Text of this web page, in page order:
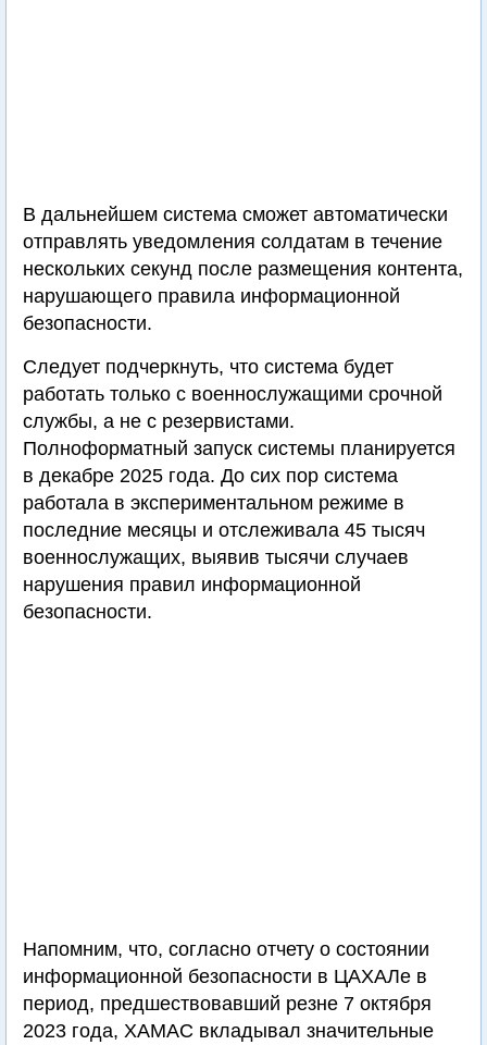
В дальнейшем система сможет автоматически
отправлять уведомления солдатам в течение
нескольких секунд после размещения контента,
нарушающего правила информационной
безопасности.
Следует подчеркнуть, что система будет
работать только с военнослужащими срочной
службы, а не с резервистами.
Полноформатный запуск системы планируется
в декабре 2025 года. До сих пор система
работала в экспериментальном режиме в
последние месяцы и отслеживала 45 тысяч
военнослужащих, выявив тысячи случаев
нарушения правил информационной
безопасности.
Напомним, что, согласно отчету о состоянии
информационной безопасности в ЦАХАЛе в
период, предшествовавший резне 7 октября
2023 года, ХАМАС вкладывал значительные